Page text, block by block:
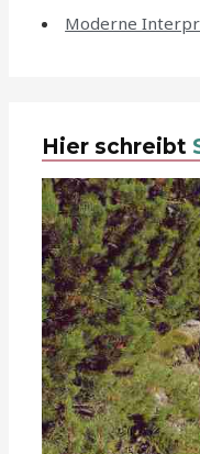
Moderne
Hier schreibt